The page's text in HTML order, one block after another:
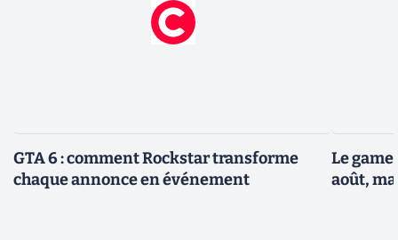
GTA 6 : comment Rockstar transforme
chaque annonce en événement
Le
août,